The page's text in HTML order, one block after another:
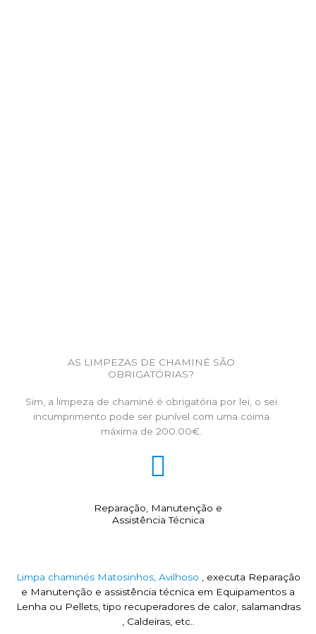
AS LIMPEZAS DE CHAMINÉ SÃO
OBRIGATÓRIAS?
Sim, a limpeza de chaminé é obrigatória por lei, o sei
incumprimento pode ser punível com uma coima
máxima de 200.00€.
Reparação, Manutenção e
Assistência Técnica
Limpa chaminés Matosinhos, Avilhoso , executa Reparação
e Manutenção e assistência técnica em Equipamentos a
Lenha ou Pellets, tipo recuperadores de calor, salamandras
, Caldeiras, etc..